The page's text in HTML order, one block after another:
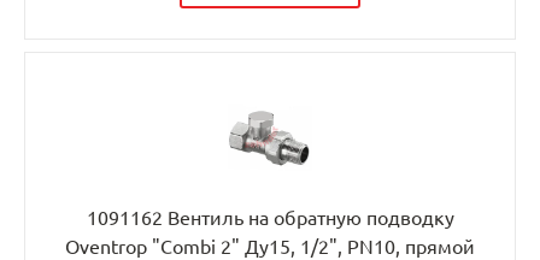
1091162 Вентиль на обратную подводку
Oventrop "Combi 2" Ду15, 1/2", PN10, прямой